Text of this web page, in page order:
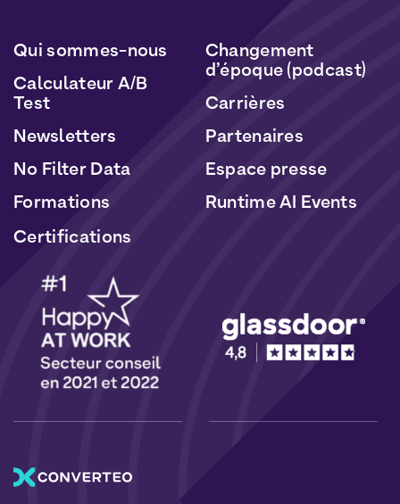
et deCookies
Qui sommes-nous
Calculateur A/B
Test
Newsletters
No Filter Data
Formations
Changement
d’époque (podcast)
Carrières
Partenaires
Espace presse
Runtime AI Events
Certifications